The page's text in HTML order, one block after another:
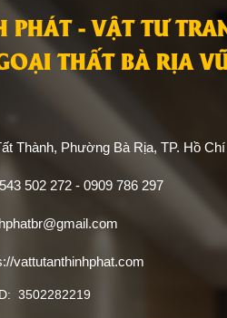
PHÁT - VẬT TƯ
THẤT BÀ RỊA
Thành, Phường Bà Rịa, TP. Hồ
502 272 - 0909 786 297
vattutanthinhphat.com
3502282219